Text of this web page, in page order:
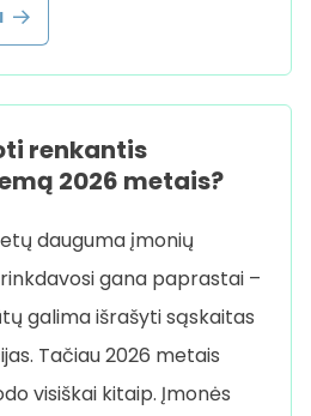
renkantis
2026 metais?
dauguma įmonių
gana paprastai –
galima išrašyti sąskaitas
Tačiau 2026 metais
visiškai kitaip. Įmonės